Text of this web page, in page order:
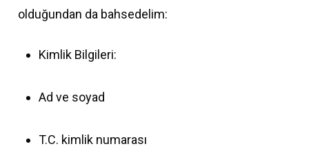
olduğundan da bahsedelim:
Kimlik Bilgileri:
Ad ve soyad
T.C. kimlik numarası